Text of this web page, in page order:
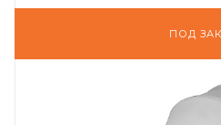
ПОД